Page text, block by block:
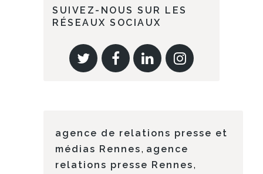
SUIVEZ-NOUS SUR LES
RÉSEAUX SOCIAUX
agence de relations presse et
médias Rennes, agence
relations presse Rennes,